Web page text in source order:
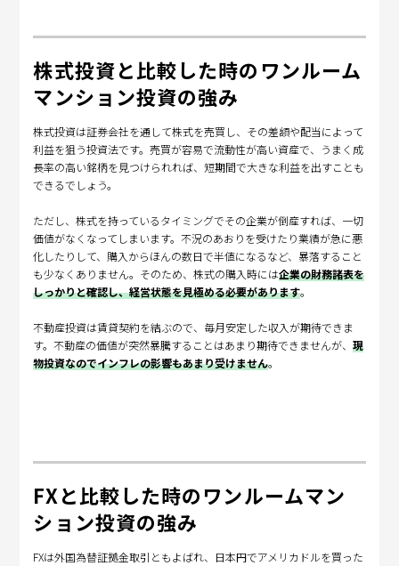
株式投資と比較した時のワンルーム
マンション投資の強み
株式投資は証券会社を通して株式を売買し、その差額や配当によって
利益を狙う投資法です。売買が容易で流動性が高い資産で、うまく成
長率の高い銘柄を見つけられれば、短期間で大きな利益を出すことも
できるでしょう。
ただし、株式を持っているタイミングでその企業が倒産すれば、一切
価値がなくなってしまいます。不況のあおりを受けたり業績が急に悪
化したりして、購入からほんの数日で半値になるなど、暴落すること
も少なくありません。そのため、株式の購入時には企業の財務諸表を
しっかりと確認し、経営状態を見極める必要があります。
不動産投資は賃貸契約を結ぶので、毎月安定した収入が期待できま
す。不動産の価値が突然暴騰することはあまり期待できませんが、現
物投資なのでインフレの影響もあまり受けません。
FXと比較した時のワンルームマン
ション投資の強み
FXは外国為替証拠金取引ともよばれ、日本円でアメリカドルを買った